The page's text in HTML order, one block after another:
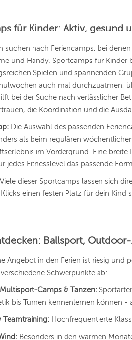
für Kinder: Aktiv, gesund
suchen nach Feriencamps, bei
und Handy. Sportcamps für Kinder
Spielen und spannenden
auch mal durchzuatmen,
bei der Suche nach verlässlicher
die Koordination und die
Die Auswahl des passenden
als beim regulären
im Vordergrund. Eine
jedes Fitnesslevel das passende
Viele dieser Sportcamps lassen sich
einen festen Platz für dein Kind
Ballsport,
Angebot in den Ferien ist riesig und
Schwerpunkte ab:
Camps & Tanzen:
bis Turnen kennenlernen können -
Teamtraining: Hochfrequentierte
Besonders in den warmen